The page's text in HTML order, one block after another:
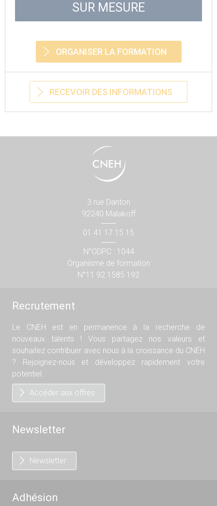
SUR MESURE
ORGANISER LA FORMATION
RECEVOIR DES INFORMATIONS
3 rue Danton
92240 Malakoff
01 41 17 15 15
N°ODPC : 1044
Organisme de formation
N°11 92 1585 192
Recrutement
Le CNEH est en permanence à la recherche de
nouveaux talents ! Vous partagez nos valeurs et
souhaitez contribuer avec nous à la croissance du CNEH
? Rejoignez-nous et développez rapidement votre
potentiel.
Accéder aux offres
Newsletter
Newsletter
Adhésion